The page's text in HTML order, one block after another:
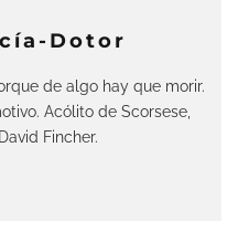
Dotor
de algo hay que morir.
Acólito de Scorsese,
Fincher.